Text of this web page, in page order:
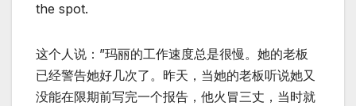
the spot.
这个人说：”玛丽的工作速度总是很慢。她的老板
已经警告她好几次了。昨天，当她的老板听说她又
没能在限期前写完一个报告，他火冒三丈，当时就